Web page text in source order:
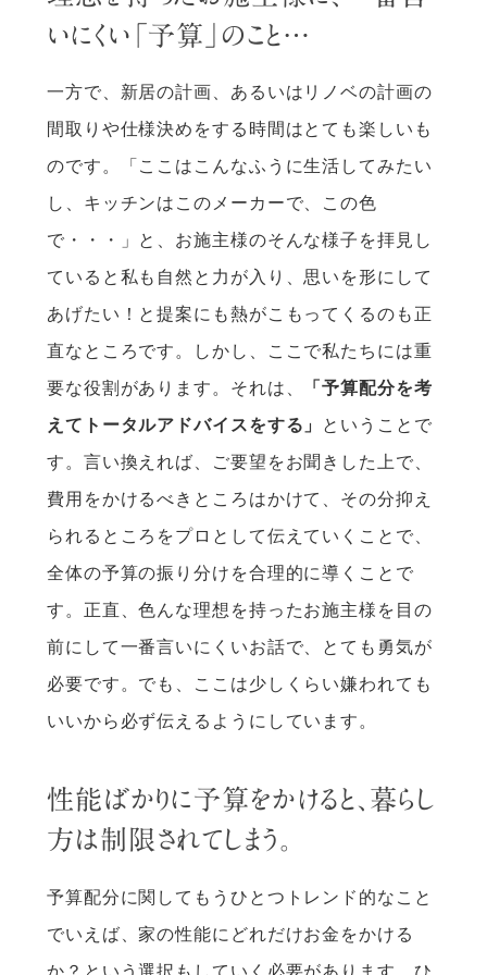
いにくい「予算」のこと…
一方で、新居の計画、あるいはリノベの計画の
間取りや仕様決めをする時間はとても楽しいも
のです。「ここはこんなふうに生活してみたい
し、キッチンはこのメーカーで、この色
で・・・」と、お施主様のそんな様子を拝見し
ていると私も自然と力が入り、思いを形にして
あげたい！と提案にも熱がこもってくるのも正
直なところです。しかし、ここで私たちには重
要な役割があります。それは、
「予算配分を考
えてトータルアドバイスをする」 ということで
す。言い換えれば、ご要望をお聞きした上で、
費用をかけるべきところはかけて、その分抑え
られるところをプロとして伝えていくことで、
全体の予算の振り分けを合理的に導くことで
す。正直、色んな理想を持ったお施主様を目の
前にして一番言いにくいお話で、とても勇気が
必要です。でも、ここは少しくらい嫌われても
いいから必ず伝えるようにしています。
性能ばかりに予算をかけると、暮らし
方は制限されてしまう。
予算配分に関してもうひとつトレンド的なこと
でいえば、家の性能にどれだけお金をかける